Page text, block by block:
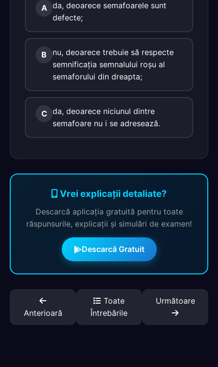
A da, deoarece semafoarele sunt
defecte;
B
nu, deoarece trebuie să respecte
semnificaţia semnalului roşu al
semaforului din dreapta;
C da, deoarece niciunul dintre
semafoare nu i se adresează.
Vrei explicații detaliate?
Descarcă aplicația gratuită pentru toate
răspunsurile, explicații și simulări de examen!
Descarcă Gratuit
Anterioară
Toate
Întrebările
Următoare